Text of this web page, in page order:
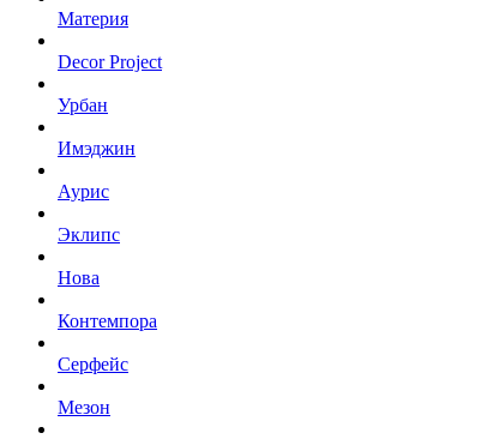
Материя
Decor Project
Урбан
Имэджин
Аурис
Эклипс
Нова
Контемпора
Серфейс
Мезон